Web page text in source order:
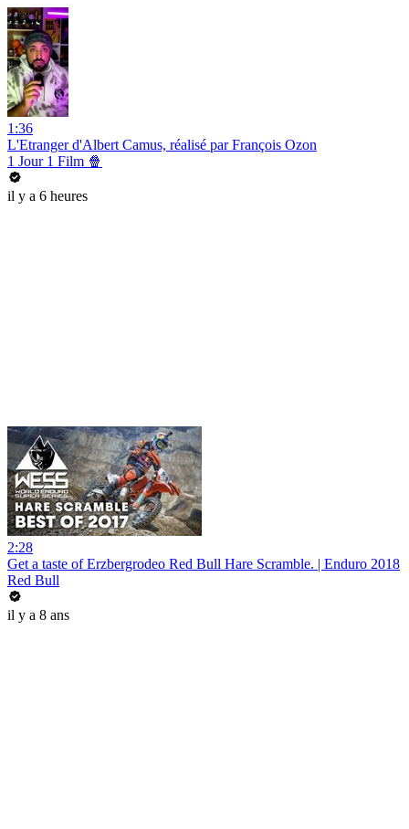
1:36
L'Etranger d'Albert Camus, réalisé par François Ozon
1 Jour 1 Film 🍿
il y a 6 heures
2:28
Get a taste of Erzbergrodeo Red Bull Hare Scramble. | Enduro 2018
Red Bull
il y a 8 ans